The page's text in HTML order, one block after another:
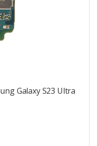
Galaxy S23 Ultra